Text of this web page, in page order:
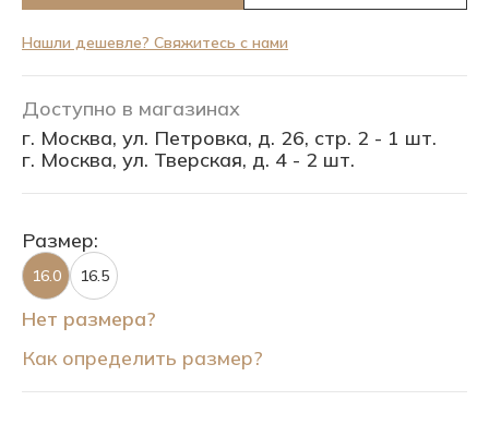
Нашли дешевле? Свяжитесь с нами
Доступно в магазинах
г. Москва, ул. Петровка, д. 26, стр. 2 - 1 шт.
г. Москва, ул. Тверская, д. 4 - 2 шт.
Размер:
16.0 16.5
Нет размера?
Как определить размер?